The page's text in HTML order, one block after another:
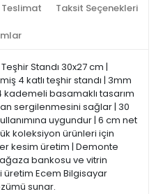
Taksit Seçenekleri
Standı 30x27 cm |
4 katlı teşhir standı | 3mm
kademeli basamaklı tasarım
sergilenmesini sağlar | 30
uygundur | 6 cm net
koleksiyon ürünleri için
kesim üretim | Demonte
bankosu ve vitrin
üretim Ecem Bilgisayar
sunar.